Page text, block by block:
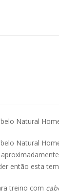
Natural
Natural
então esta
treino com